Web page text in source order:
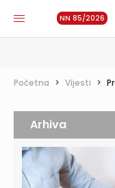
NN 85/2026
Početna > Vijesti >
Arhiva